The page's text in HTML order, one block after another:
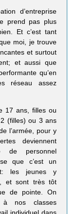
d’entreprise
prend pas plus
Et c’est tant
moi, je trouve
et surtout
et aussi que
qu’en
réseau assez
17 ans, filles ou
(filles) ou 3 ans
l’armée, pour y
deviennent
de personnel
que c’est un
les jeunes y
et sont très tôt
de pointe. On
à nos classes